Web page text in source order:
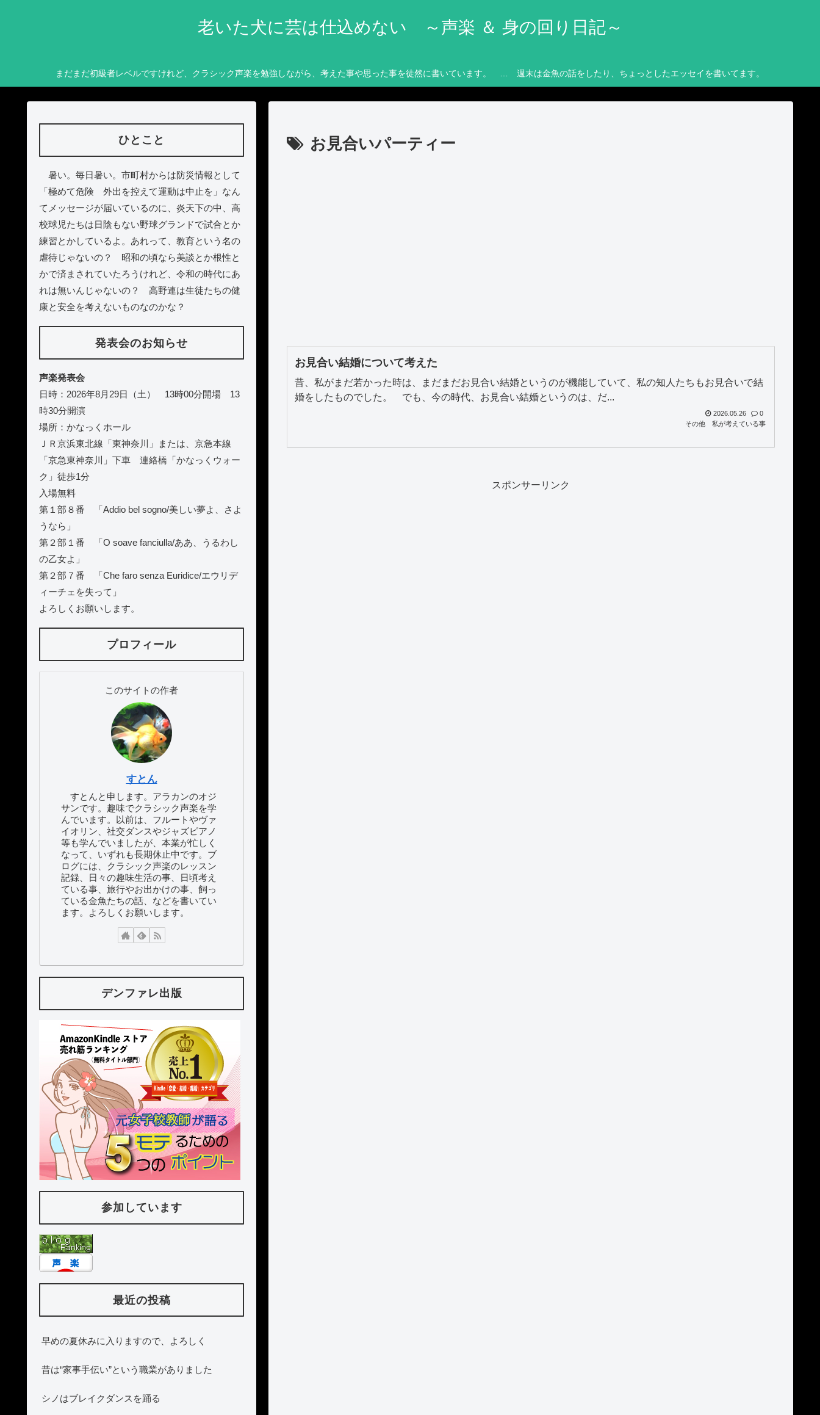
老いた犬に芸は仕込めない ～声楽 ＆ 身の回り日記～
まだまだ初級者レベルですけれど、クラシック声楽を勉強しながら、考えた事や思った事を徒然に書いています。 … 週末は金魚の話をしたり、ちょっとしたエッセイを書いてます。
お見合いパーティー
お見合い結婚について考えた
昔、私がまだ若かった時は、まだまだお見合い結婚というのが機能していて、私の知人たちもお見合いで結
婚をしたものでした。 でも、今の時代、お見合い結婚というのは、だ...
2026.05.26
0
その他
私が考えている事
スポンサーリンク
ひとこと
暑い。毎日暑い。市町村からは防災情報として
「極めて危険 外出を控えて運動は中止を」なん
てメッセージが届いているのに、炎天下の中、高
校球児たちは日陰もない野球グランドで試合とか
練習とかしているよ。あれって、教育という名の
虐待じゃないの？ 昭和の頃なら美談とか根性と
かで済まされていたろうけれど、令和の時代にあ
れは無いんじゃないの？ 高野連は生徒たちの健
康と安全を考えないものなのかな？
発表会のお知らせ
声楽発表会
日時：2026年8月29日（土） 13時00分開場 13
時30分開演
場所：かなっくホール
ＪＲ京浜東北線「東神奈川」または、京急本線
「京急東神奈川」下車 連絡橋「かなっくウォー
ク」徒歩1分
入場無料
第１部８番 「Addio bel sogno/美しい夢よ、さよ
うなら」
第２部１番 「O soave fanciulla/ああ、うるわし
の乙女よ」
第２部７番 「Che faro senza Euridice/エウリデ
ィーチェを失って」
よろしくお願いします。
プロフィール
このサイトの作者
すとん
すとんと申します。アラカンのオジ
サンです。趣味でクラシック声楽を学
んでいます。以前は、フルートやヴァ
イオリン、社交ダンスやジャズピアノ
等も学んでいましたが、本業が忙しく
なって、いずれも長期休止中です。ブ
ログには、クラシック声楽のレッスン
記録、日々の趣味生活の事、日頃考え
ている事、旅行やお出かけの事、飼っ
ている金魚たちの話、などを書いてい
ます。よろしくお願いします。
デンファレ出版
参加しています
最近の投稿
早めの夏休みに入りますので、よろしく
昔は“家事手伝い”という職業がありました
シノはブレイクダンスを踊る